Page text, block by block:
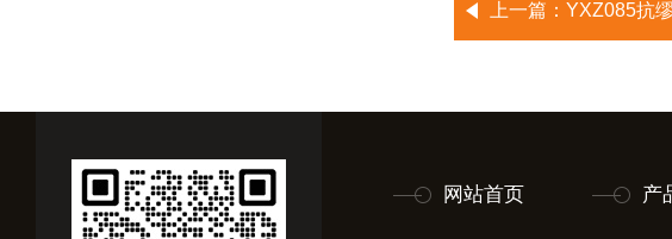
上一篇： YXZ085抗
网站首页 产